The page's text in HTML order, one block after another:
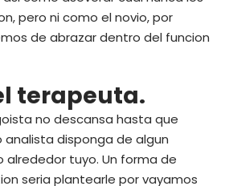
pero ni como el novio, por
de abrazar dentro del funcion
terapeuta.
no descansa hasta que
analista disponga de algun
tuyo. Un forma de
seri­a plantearle por vayamos